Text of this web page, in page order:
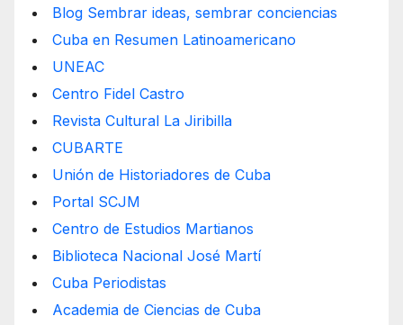
Blog Sembrar ideas, sembrar conciencias
Cuba en Resumen Latinoamericano
UNEAC
Centro Fidel Castro
Revista Cultural La Jiribilla
CUBARTE
Unión de Historiadores de Cuba
Portal SCJM
Centro de Estudios Martianos
Biblioteca Nacional José Martí
Cuba Periodistas
Academia de Ciencias de Cuba